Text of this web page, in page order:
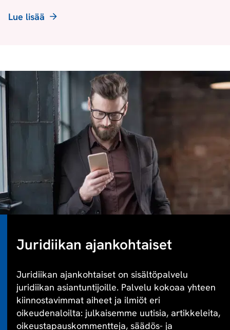
Lue lisää
Juridiikan ajankohtaiset
Juridiikan ajankohtaiset on sisältöpalvelu
juridiikan asiantuntijoille. Palvelu kokoaa yhteen
kiinnostavimmat aiheet ja ilmiöt eri
oikeudenaloilta: julkaisemme uutisia, artikkeleita,
oikeustapauskommentteja, säädös- ja